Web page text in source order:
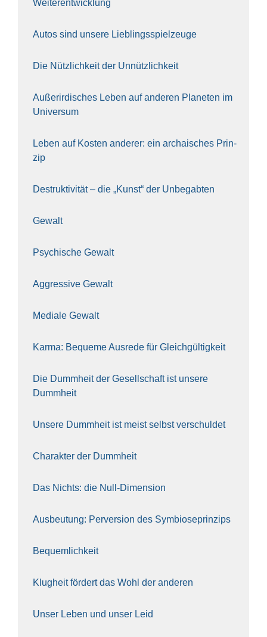
Wei­ter­ent­wick­lung
Autos sind unse­re Lieb­lings­spiel­zeu­ge
Die Nütz­lich­keit der Unnütz­lich­keit
Außer­ir­di­sches Leben auf ande­ren Pla­ne­ten im
Uni­ver­sum
Leben auf Kos­ten ande­rer: ein archai­sches Prin­
zip
Destruk­ti­vi­tät – die „Kunst“ der Unbe­gab­ten
Gewalt
Psy­chi­sche Gewalt
Aggres­si­ve Gewalt
Media­le Gewalt
Kar­ma: Beque­me Aus­re­de für Gleich­gül­tig­keit
Die Dumm­heit der Gesell­schaft ist unse­re
Dumm­heit
Unse­re Dumm­heit ist meist selbst ver­schul­det
Cha­rak­ter der Dumm­heit
Das Nichts: die Null-Dimen­si­on
Aus­beu­tung: Per­ver­si­on des Sym­bio­se­prin­zips
Bequem­lich­keit
Klug­heit för­dert das Wohl der ande­ren
Unser Leben und unser Leid